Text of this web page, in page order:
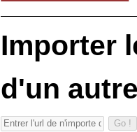
Importer
d'un
Go !